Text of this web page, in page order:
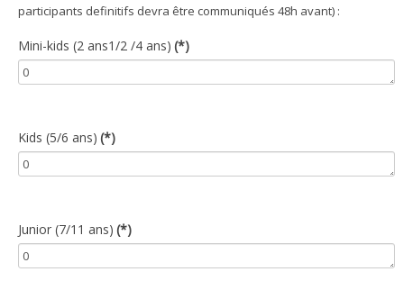
participants definitifs devra être communiqués 48h avant) :
Mini-kids (2 ans1/2 /4 ans) (*)
Kids (5/6 ans) (*)
Junior (7/11 ans) (*)